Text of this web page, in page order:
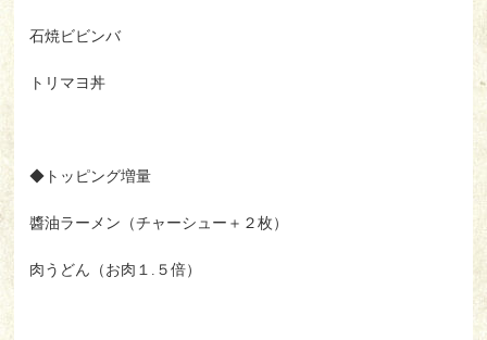
石焼ビビンバ
トリマヨ丼
◆トッピング増量
醬油ラーメン（チャーシュー＋２枚）
肉うどん（お肉１.５倍）